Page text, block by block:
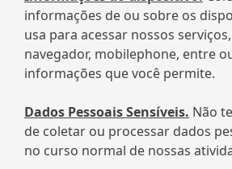
informações de ou sobre os
usa para acessar nossos
navegador, mobilephone, entre
informações que você permite.
Dados Pessoais Sensíveis. Não
de coletar ou processar dados
no curso normal de nossas